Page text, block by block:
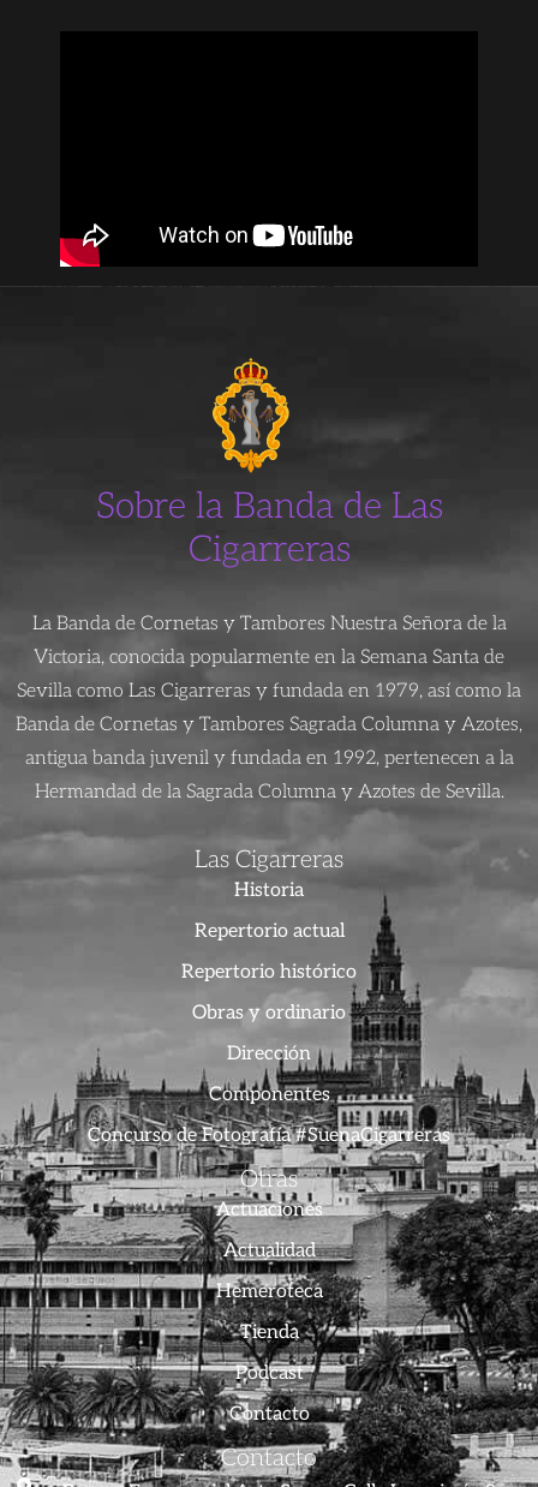
Sobre la Banda de Las
Cigarreras
La Banda de Cornetas y Tambores Nuestra Señora de la
Victoria, conocida popularmente en la Semana Santa de
Sevilla como Las Cigarreras y fundada en 1979, así como la
Banda de Cornetas y Tambores Sagrada Columna y Azotes,
antigua banda juvenil y fundada en 1992, pertenecen a la
Hermandad de la Sagrada Columna y Azotes de Sevilla.
Las Cigarreras
Historia
Repertorio actual
Repertorio histórico
Obras y ordinario
Dirección
Componentes
Concurso de Fotografía #SuenaCigarreras
Otras
Actuaciones
Actualidad
Hemeroteca
Tienda
Podcast
Contacto
Contacto